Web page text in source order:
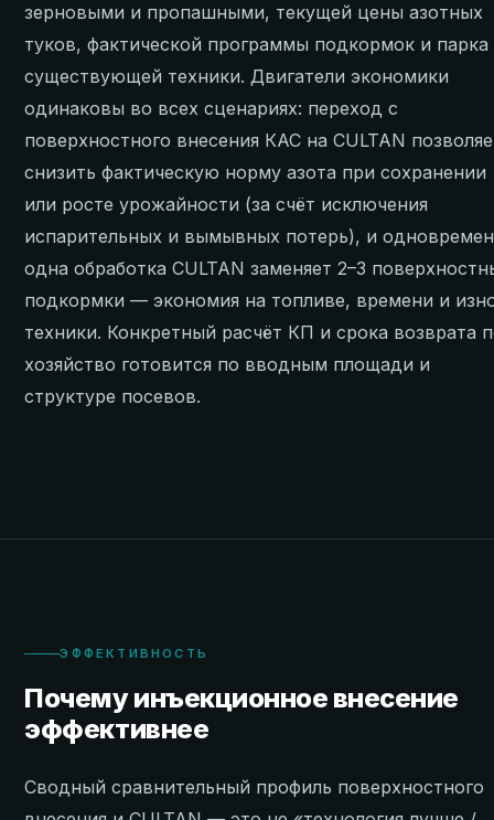
зерновыми и пропашными, текущей цены азотных
туков, фактической программы подкормок и парка
существующей техники. Двигатели экономики
одинаковы во всех сценариях: переход с
поверхностного внесения КАС на CULTAN
снизить фактическую норму азота при сохранении
или росте урожайности (за счёт исключения
испарительных и вымывных потерь), и
одна обработка CULTAN заменяет 2–3
подкормки — экономия на топливе, времени и
техники. Конкретный расчёт КП и срока возврата
хозяйство готовится по вводным площади и
структуре посевов.
ЭФФЕКТИВНОСТЬ
Почему инъекционное внесение
эффективнее
Сводный сравнительный профиль поверхностного